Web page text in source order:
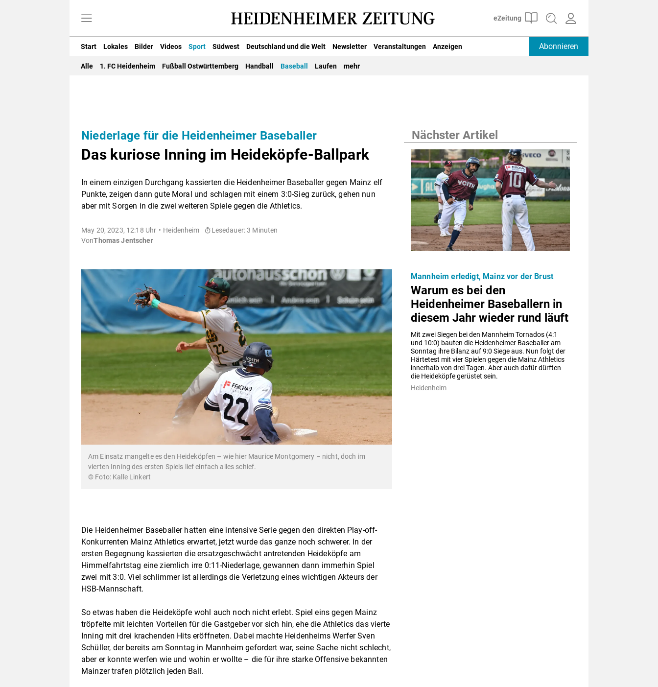
Start Lokales Bilder Videos Sport Südwest Deutschland und die Welt Newsletter Veranstaltungen Anzeigen Abonnieren
Alle 1. FC Heidenheim Fußball Ostwürttemberg Handball Baseball Laufen mehr
Niederlage für die Heidenheimer Baseballer
Das kuriose Inning im Heideköpfe-Ballpark
In einem einzigen Durchgang kassierten die Heidenheimer Baseballer gegen Mainz elf
Punkte, zeigen dann gute Moral und schlagen mit einem 3:0-Sieg zurück, gehen nun
aber mit Sorgen in die zwei weiteren Spiele gegen die Athletics.
May 20, 2023, 12:18 Uhr Heidenheim
Lesedauer: 3 Minuten
VonThomas Jentscher
Am Einsatz mangelte es den Heideköpfen – wie hier Maurice Montgomery – nicht, doch im
vierten Inning des ersten Spiels lief einfach alles schief.
Kalle Linkert
Die Heidenheimer Baseballer hatten eine intensive Serie gegen den direkten Play-off-
Konkurrenten Mainz Athletics erwartet, jetzt wurde das ganze noch schwerer. In der
ersten Begegnung kassierten die ersatzgeschwächt antretenden Heideköpfe am
Himmelfahrtstag eine ziemlich irre 0:11-Niederlage, gewannen dann immerhin Spiel
zwei mit 3:0. Viel schlimmer ist allerdings die Verletzung eines wichtigen Akteurs der
HSB-Mannschaft.
So etwas haben die Heideköpfe wohl auch noch nicht erlebt. Spiel eins gegen Mainz
tröpfelte mit leichten Vorteilen für die Gastgeber vor sich hin, ehe die Athletics das vierte
Inning mit drei krachenden Hits eröffneten. Dabei machte Heidenheims Werfer Sven
Schüller, der bereits am Sonntag in Mannheim gefordert war, seine Sache nicht schlecht,
aber er konnte werfen wie und wohin er wollte – die für ihre starke Offensive bekannten
Mainzer trafen plötzlich jeden Ball.
Nächster Artikel
Warum es bei den
Heidenheimer Baseballern in
diesem Jahr wieder rund läuft
Mit zwei Siegen bei den Mannheim Tornados (4:1
und 10:0) bauten die Heidenheimer Baseballer am
Sonntag ihre Bilanz auf 9:0 Siege aus. Nun folgt der
Härtetest mit vier Spielen gegen die Mainz Athletics
innerhalb von drei Tagen. Aber auch dafür dürften
die Heideköpfe gerüstet sein.
Mannheim erledigt, Mainz vor der Brust
Heidenheim